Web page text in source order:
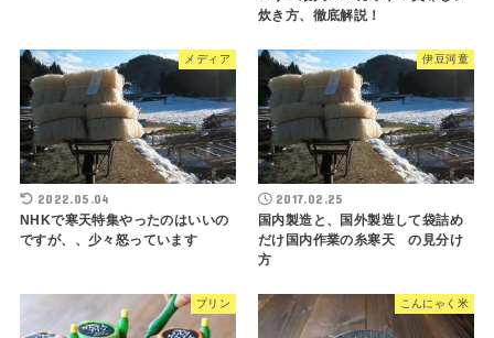
炊き方、徹底解説！
メディア
2022.05.04
NHKで寒天特集やったのはいいの
ですが、、少々怒っています
伊豆河童
2017.02.25
国内製造と、国外製造して袋詰め
だけ国内作業の糸寒天 の見分け
方
プリン こんにゃく米